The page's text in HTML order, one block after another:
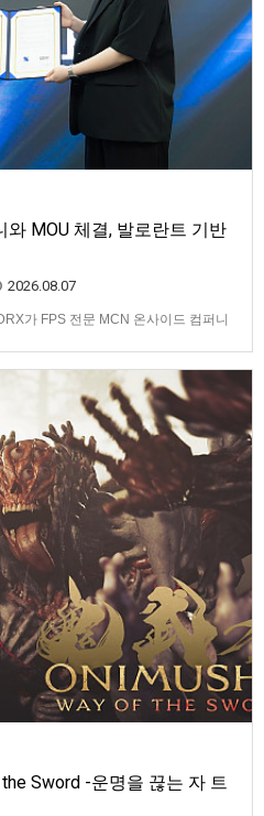
와 MOU 체결, 발로란트 기반
2026.08.07
가 FPS 전문 MCN 온사이드 컴퍼니
위한 업무 협약(MOU)을 체결했다고
양선일 대표이사, …
Sword -운명을 끊는 자 트